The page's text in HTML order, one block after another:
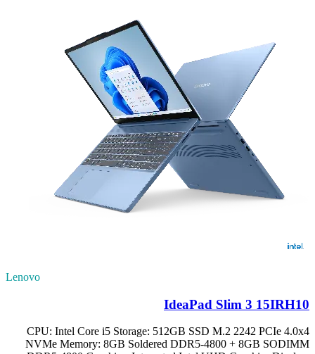
Lenovo
IdeaPad Slim 3 15IRH10
CPU: Intel Core i5 Storage: 512GB SSD M.2 2242 PCIe 4.0x4
NVMe Memory: 8GB Soldered DDR5-4800 + 8GB SODIMM